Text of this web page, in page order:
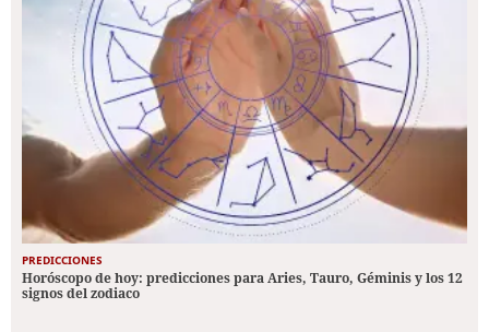
PREDICCIONES
Horóscopo de hoy: predicciones para Aries, Tauro, Géminis y los 12
signos del zodiaco